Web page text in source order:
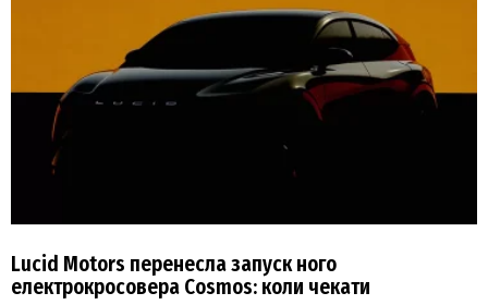
Lucid Motors перенесла запуск ного
електрокросовера Cosmos: коли чекати